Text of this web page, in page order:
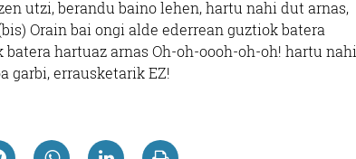
utzi, berandu baino lehen, hartu nahi dut arnas,
Orain bai ongi alde ederrean guztiok batera
hartuaz arnas Oh-oh-oooh-oh-oh! hartu nahi
garbi, errausketarik EZ!